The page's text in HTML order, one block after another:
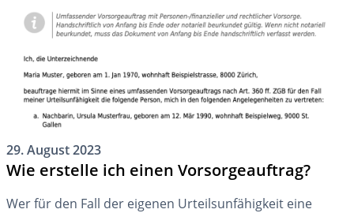
29. August 2023
Wie erstelle ich einen Vorsorgeauftrag?
Wer für den Fall der eigenen Urteilsunfähigkeit eine